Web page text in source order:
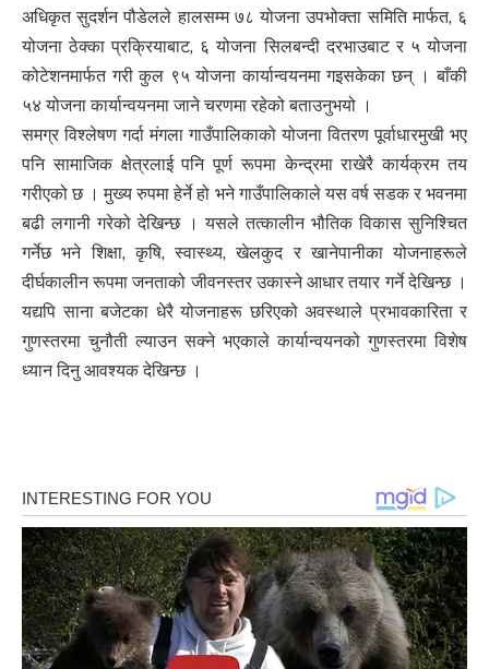
अधिकृत सुदर्शन पौडेलले हालसम्म ७८ योजना उपभोक्ता समिति मार्फत, ६
योजना ठेक्का प्रक्रियाबाट, ६ योजना सिलबन्दी दरभाउबाट र ५ योजना
कोटेशनमार्फत गरी कुल ९५ योजना कार्यान्वयनमा गइसकेका छन् । बाँकी
५४ योजना कार्यान्वयनमा जाने चरणमा रहेको बताउनुभयो ।
समग्र विश्लेषण गर्दा मंगला गाउँपालिकाको योजना वितरण पूर्वाधारमुखी भए
पनि सामाजिक क्षेत्रलाई पनि पूर्ण रूपमा केन्द्रमा राखेरै कार्यक्रम तय
गरीएको छ । मुख्य रुपमा हेर्ने हो भने गाउँपालिकाले यस वर्ष सडक र भवनमा
बढी लगानी गरेको देखिन्छ । यसले तत्कालीन भौतिक विकास सुनिश्चित
गर्नेछ भने शिक्षा, कृषि, स्वास्थ्य, खेलकुद र खानेपानीका योजनाहरूले
दीर्घकालीन रूपमा जनताको जीवनस्तर उकास्ने आधार तयार गर्ने देखिन्छ ।
यद्यपि साना बजेटका धेरै योजनाहरू छरिएको अवस्थाले प्रभावकारिता र
गुणस्तरमा चुनौती ल्याउन सक्ने भएकाले कार्यान्वयनको गुणस्तरमा विशेष
ध्यान दिनु आवश्यक देखिन्छ ।